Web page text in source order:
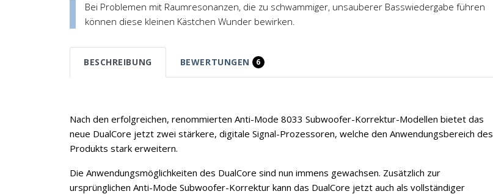
Bei Problemen mit Raumresonanzen, die zu schwammiger, unsauberer Basswiedergabe führen
können diese kleinen Kästchen Wunder bewirken.
BESCHREIBUNG BEWERTUNGEN 6
Nach den erfolgreichen, renommierten Anti-Mode 8033 Subwoofer-Korrektur-Modellen bietet das
neue DualCore jetzt zwei stärkere, digitale Signal-Prozessoren, welche den Anwendungsbereich des
Produkts stark erweitern.
Die Anwendungsmöglichkeiten des DualCore sind nun immens gewachsen. Zusätzlich zur
ursprünglichen Anti-Mode Subwoofer-Korrektur kann das DualCore jetzt auch als vollständiger